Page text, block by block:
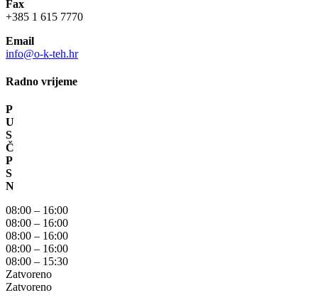
Fax
+385 1 615 7770
Email
info@o-k-teh.hr
Radno vrijeme
P
U
S
Č
P
S
N
08:00 – 16:00
08:00 – 16:00
08:00 – 16:00
08:00 – 16:00
08:00 – 15:30
Zatvoreno
Zatvoreno